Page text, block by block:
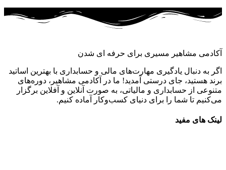
آکادمی مشاهیر مسیری برای حرفه ای شدن
اگر به دنبال یادگیری مهارت‌های مالی و حسابداری با بهترین اساتید
برند هستید، جای درستی آمدید! ما در آکادمی مشاهیر، دوره‌های
متنوعی از حسابداری و مالیاتی، به صورت آنلاین و آفلاین برگزار
می‌کنیم تا شما را برای دنیای کسب‌وکار آماده کنیم.
لینک های مفید